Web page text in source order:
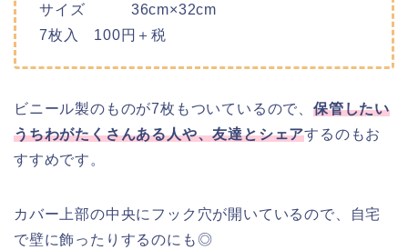
サイズ 36cm×32cm
7枚入 100円＋税
ビニール製のものが7枚もついているので、 保管したい
うちわがたくさんある人や、友達とシェアするのもお
すすめです。
カバー上部の中央にフック穴が開いているので、自宅
で壁に飾ったりするのにも◎